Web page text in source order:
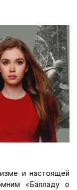
и настоящей
«Балладу о